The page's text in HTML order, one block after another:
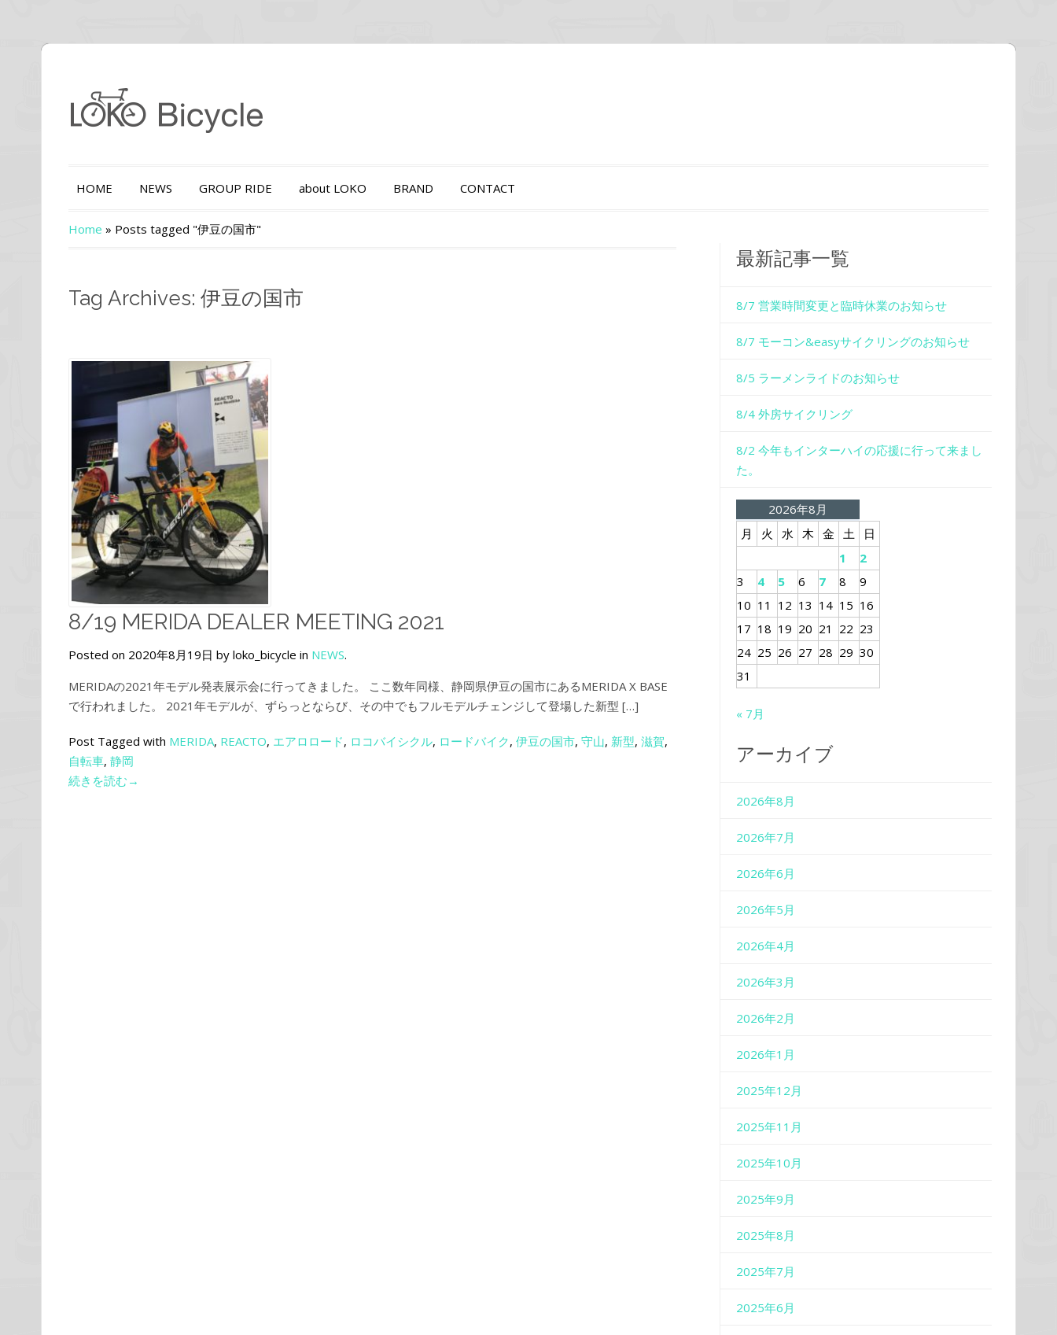
HOME NEWS GROUP RIDE about LOKO BRAND CONTACT
Home » Posts tagged "伊豆の国市"
Tag Archives: 伊豆の国市
8/19 MERIDA DEALER MEETING 2021
Posted on 2020年8月19日 by loko_bicycle in NEWS.
MERIDAの2021年モデル発表展示会に行ってきました。 ここ数年同様、静岡県伊豆の国市にあるMERIDA X BASE
で行われました。 2021年モデルが、ずらっとならび、その中でもフルモデルチェンジして登場した新型 […]
Post Tagged with MERIDA, REACTO, エアロロード, ロコバイシクル, ロードバイク, 伊豆の国市, 守山, 新型, 滋賀,
自転車, 静岡
続きを読む→
最新記事一覧
8/7 営業時間変更と臨時休業のお知らせ
8/7 モーコン&easyサイクリングのお知らせ
8/5 ラーメンライドのお知らせ
8/4 外房サイクリング
8/2 今年もインターハイの応援に行って来まし
た。
2026年8月
月
火 水 木 金 土
日
1
2
3
4 5 6 7 8
9
10 11 12 13 14 15 16
17 18 19 20 21 22 23
24 25 26 27 28 29 30
31
« 7月
アーカイブ
2026年8月
2026年7月
2026年6月
2026年5月
2026年4月
2026年3月
2026年2月
2026年1月
2025年12月
2025年11月
2025年10月
2025年9月
2025年8月
2025年7月
2025年6月